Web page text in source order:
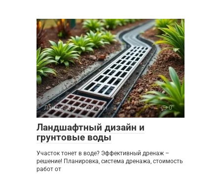
Ландшафтный дизайн 0
Ландшафтный дизайн и
грунтовые воды
Участок тонет в воде? Эффективный дренаж –
решение! Планировка, система дренажа, стоимость
работ от